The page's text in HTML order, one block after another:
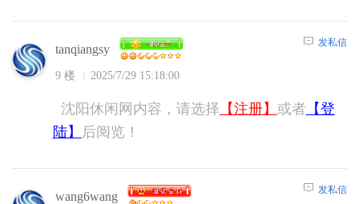
tanqiangsy
9 楼 2025/7/29 15:18:00
发私信
沈阳休闲网内容，请选择 【注册】 或者 【登
陆】
后阅览！
wang6wang 发私信